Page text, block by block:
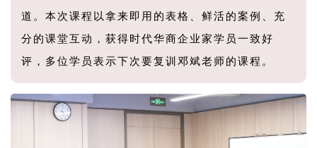
道。本次课程以拿来即用的表格、鲜活的案例、充
分的课堂互动，获得时代华商企业家学员一致好
评，多位学员表示下次要复训邓斌老师的课程。